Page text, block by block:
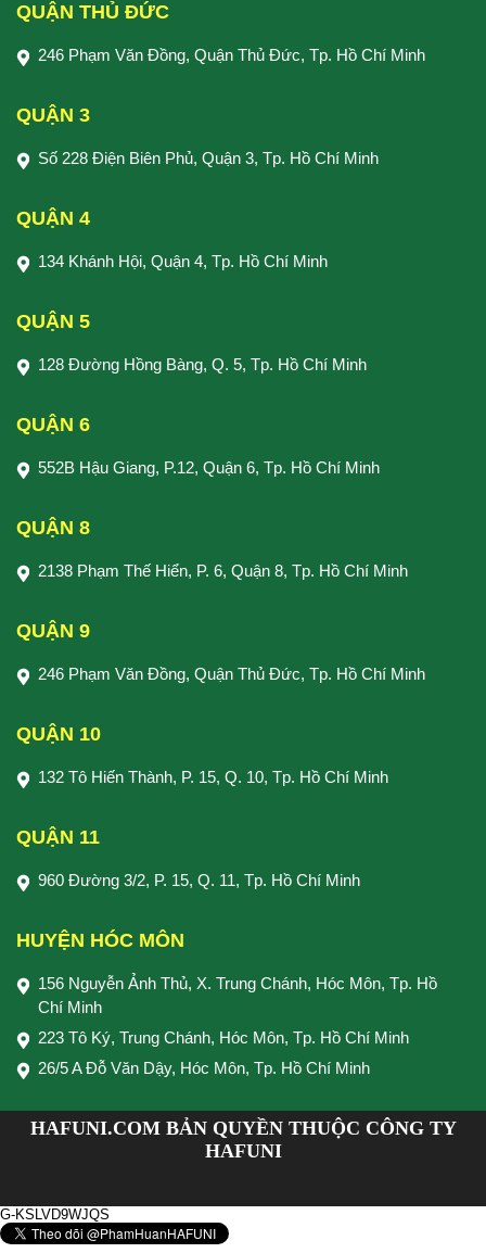
QUẬN THỦ ĐỨC
246 Phạm Văn Đồng, Quận Thủ Đức, Tp. Hồ Chí Minh
QUẬN 3
Số 228 Điện Biên Phủ, Quận 3, Tp. Hồ Chí Minh
QUẬN 4
134 Khánh Hội, Quận 4, Tp. Hồ Chí Minh
QUẬN 5
128 Đường Hồng Bàng, Q. 5, Tp. Hồ Chí Minh
QUẬN 6
552B Hậu Giang, P.12, Quận 6, Tp. Hồ Chí Minh
QUẬN 8
2138 Phạm Thế Hiển, P. 6, Quận 8, Tp. Hồ Chí Minh
QUẬN 9
246 Phạm Văn Đồng, Quận Thủ Đức, Tp. Hồ Chí Minh
QUẬN 10
132 Tô Hiến Thành, P. 15, Q. 10, Tp. Hồ Chí Minh
QUẬN 11
960 Đường 3/2, P. 15, Q. 11, Tp. Hồ Chí Minh
HUYỆN HÓC MÔN
156 Nguyễn Ảnh Thủ, X. Trung Chánh, Hóc Môn, Tp. Hồ
Chí Minh
223 Tô Ký, Trung Chánh, Hóc Môn, Tp. Hồ Chí Minh
26/5 A Đỗ Văn Dậy, Hóc Môn, Tp. Hồ Chí Minh
HAFUNI.COM BẢN QUYỀN THUỘC CÔNG TY
HAFUNI
G-KSLVD9WJQS